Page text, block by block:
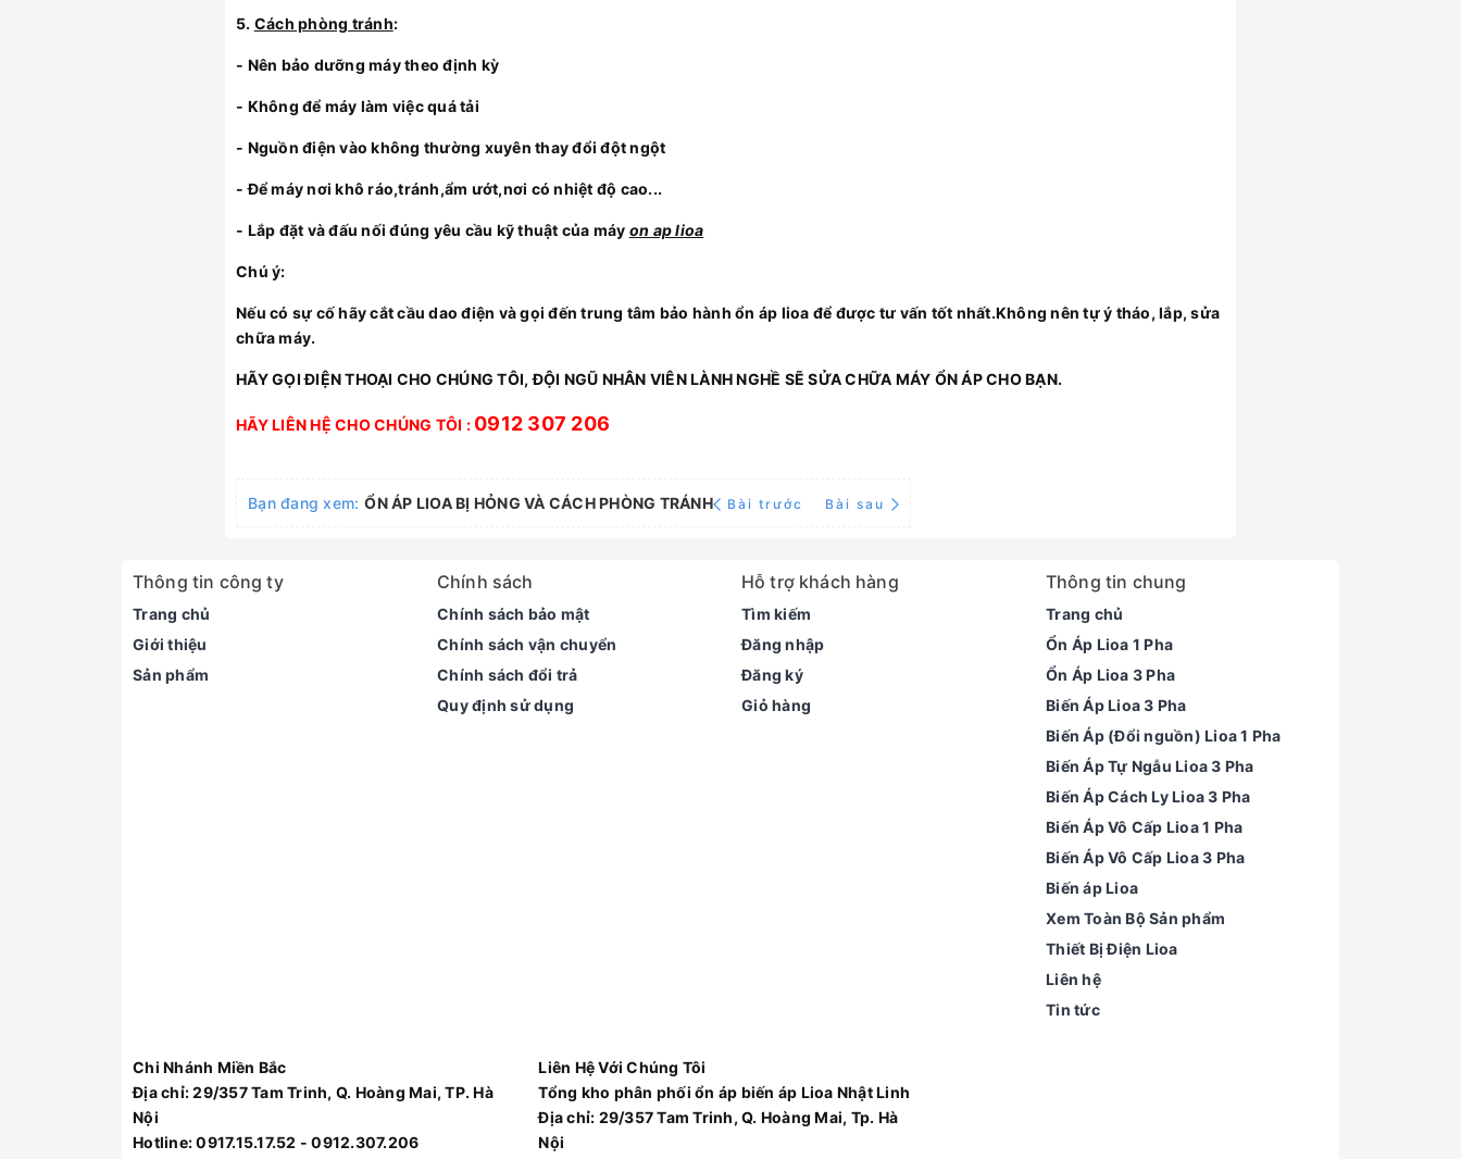
5. Cách phòng tránh:
- Nên bảo dưỡng máy theo định kỳ
- Không để máy làm việc quá tải
- Nguồn điện vào không thường xuyên thay đổi đột ngột
- Để máy nơi khô ráo,tránh,ẩm ướt,nơi có nhiệt độ cao...
- Lắp đặt và đấu nối đúng yêu cầu kỹ thuật của máy on ap lioa
Chú ý:
Nếu có sự cố hãy cắt cầu dao điện và gọi đến trung tâm bảo hành ổn áp lioa để được tư vấn tốt nhất.Không nên tự ý tháo, lắp, sửa
chữa máy.
HÃY GỌI ĐIỆN THOẠI CHO CHÚNG TÔI, ĐỘI NGŨ NHÂN VIÊN LÀNH NGHỀ SẼ SỬA CHỮA MÁY ỔN ÁP CHO BẠN.
HÃY LIÊN HỆ CHO CHÚNG TÔI : 0912 307 206
Bạn đang xem: ỔN ÁP LIOA BỊ HỎNG VÀ CÁCH PHÒNG TRÁNH Bài trước Bài sau
Thông tin công ty
Trang chủ
Giới thiệu
Sản phẩm
Chính sách
Chính sách bảo mật
Chính sách vận chuyển
Chính sách đổi trả
Quy định sử dụng
Hỗ trợ khách hàng
Tìm kiếm
Đăng nhập
Đăng ký
Giỏ hàng
Thông tin chung
Trang chủ
Ổn Áp Lioa 1 Pha
Ổn Áp Lioa 3 Pha
Biến Áp Lioa 3 Pha
Biến Áp (Đổi nguồn) Lioa 1 Pha
Biến Áp Tự Ngẫu Lioa 3 Pha
Biến Áp Cách Ly Lioa 3 Pha
Biến Áp Vô Cấp Lioa 1 Pha
Biến Áp Vô Cấp Lioa 3 Pha
Biến áp Lioa
Xem Toàn Bộ Sản phẩm
Thiết Bị Điện Lioa
Liên hệ
Tin tức
Chi Nhánh Miền Bắc
Địa chỉ:29/357 Tam Trinh, Q. Hoàng Mai, TP. Hà
Nội
Hotline:0917.15.17.52 - 0912.307.206
Liên Hệ Với Chúng Tôi
Tổng kho phân phối ổn áp biến áp Lioa Nhật Linh
Địa chỉ: 29/357 Tam Trinh, Q. Hoàng Mai, Tp. Hà
Nội